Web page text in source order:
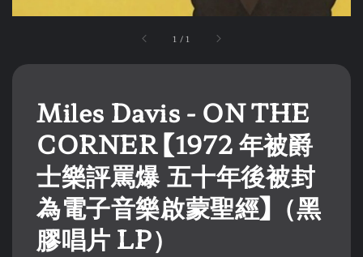
1 /1
Miles Davis - ON THE
CORNER 【1972 年被爵
士樂評罵爆 五十年後被封
為電子音樂啟蒙聖經】（黑
膠唱片 LP）